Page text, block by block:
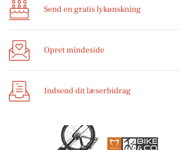
Send en gratis lykønskning
Opret mindeside
Indsend dit læserbidrag